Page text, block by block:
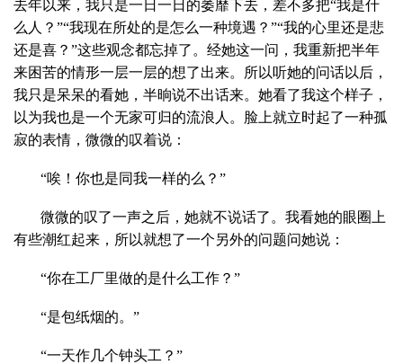
去年以来，我只是一日一日的萎靡下去，差不多把“我是什
么人？”“我现在所处的是怎么一种境遇？”“我的心里还是悲
还是喜？”这些观念都忘掉了。经她这一问，我重新把半年
来困苦的情形一层一层的想了出来。所以听她的问话以后，
我只是呆呆的看她，半晌说不出话来。她看了我这个样子，
以为我也是一个无家可归的流浪人。脸上就立时起了一种孤
寂的表情，微微的叹着说：
“唉！你也是同我一样的么？”
微微的叹了一声之后，她就不说话了。我看她的眼圈上
有些潮红起来，所以就想了一个另外的问题问她说：
“你在工厂里做的是什么工作？”
“是包纸烟的。”
“一天作几个钟头工？”